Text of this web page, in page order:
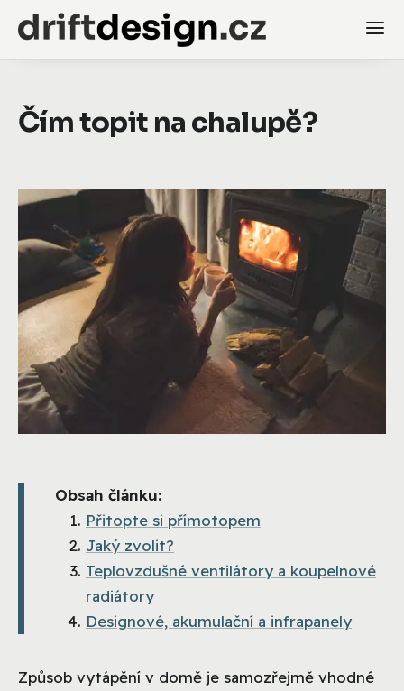
Čím topit na chalupě?
Obsah článku:
Přitopte si přímotopem
Jaký zvolit?
Teplovzdušné ventilátory a koupelnové
radiátory
Designové, akumulační a infrapanely
Způsob vytápění v domě je samozřejmě vhodné